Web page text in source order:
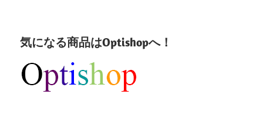
気になる商品はOptishopへ！